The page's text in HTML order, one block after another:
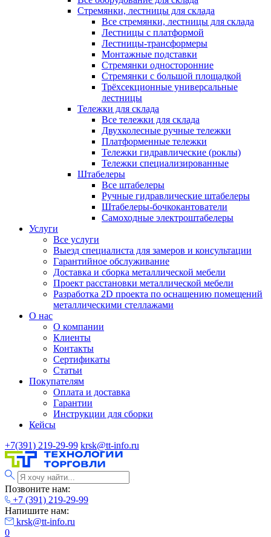
Стремянки, лестницы для склада
Все стремянки, лестницы для склада
Лестницы с платформой
Лестницы-трансформеры
Монтажные подставки
Стремянки односторонние
Стремянки с большой площадкой
Трёхсекционные универсальные
лестницы
Тележки для склада
Все тележки для склада
Двухколесные ручные тележки
Платформенные тележки
Тележки гидравлические (роклы)
Тележки специализированные
Штабелеры
Все штабелеры
Ручные гидравлические штабелеры
Штабелеры-бочкокантователи
Самоходные электроштабелеры
Услуги
Все услуги
Выезд специалиста для замеров и консультации
Гарантийное обслуживание
Доставка и сборка металлической мебели
Проект расстановки металлической мебели
Разработка 2D проекта по оснащению помещений
металлическими стеллажами
О нас
О компании
Клиенты
Контакты
Сертификаты
Статьи
Покупателям
Оплата и доставка
Гарантии
Инструкции для сборки
Кейсы
+7(391) 219-29-99 krsk@tt-info.ru
Позвоните нам:
+7 (391) 219-29-99
Напишите нам:
krsk@tt-info.ru
0